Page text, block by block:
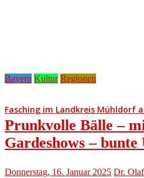
Bayern Kultur Regionen
Fasching im Landkreis Mühldorf
Prunkvolle Bälle –
Gardeshows – bunte
Donnerstag, 16. Januar 2025 Dr.